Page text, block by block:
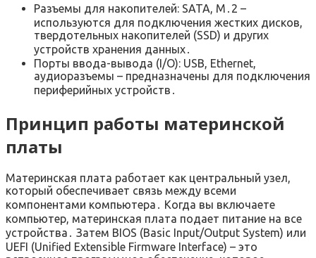
Разъемы для накопителей: SATA, M․2 –
используются для подключения жестких дисков,
твердотельных накопителей (SSD) и других
устройств хранения данных․
Порты ввода-вывода (I/O): USB, Ethernet,
аудиоразъемы – предназначены для подключения
периферийных устройств․
Принцип работы материнской
платы
Материнская плата работает как центральный узел,
который обеспечивает связь между всеми
компонентами компьютера․ Когда вы включаете
компьютер, материнская плата подает питание на все
устройства․ Затем BIOS (Basic Input/Output System) или
UEFI (Unified Extensible Firmware Interface) – это